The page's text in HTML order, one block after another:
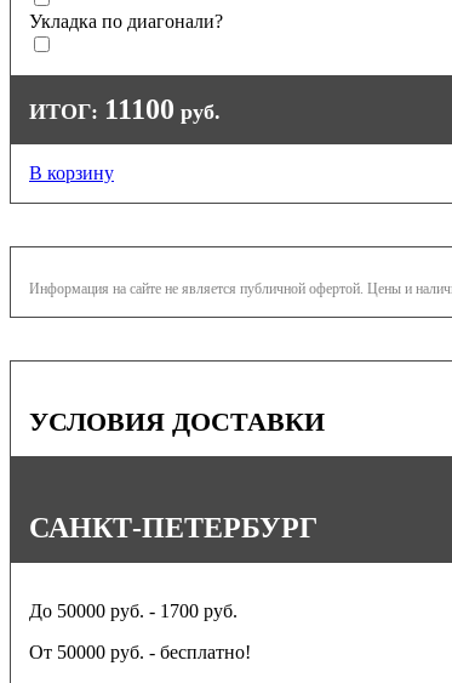
Укладка по диагонали?
ИТОГ: 11100 руб.
В корзину
Информация на сайте не является публичной офертой. Цены и
УСЛОВИЯ ДОСТАВКИ
САНКТ-ПЕТЕРБУРГ
До 50000 руб. - 1700 руб.
От 50000 руб. - бесплатно!